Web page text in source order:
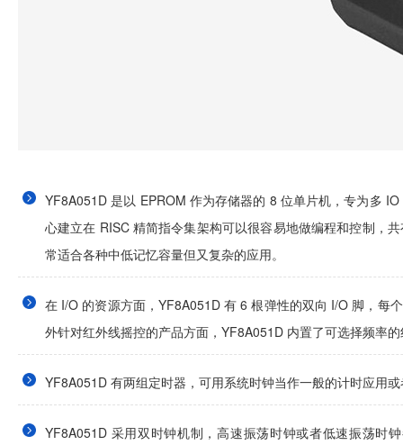
YF8A051D 是以 EPROM 作为存储器的 8 位单片机，专为多
心建立在 RISC 精简指令集架构可以很容易地做编程和控制，
常适合各种中低记忆容量但又复杂的应用。
在 I/O 的资源方面，YF8A051D 有 6 根弹性的双向 I/O 脚，每
外针对红外线摇控的产品方面，YF8A051D 内置了可选择频率
YF8A051D 有两组定时器，可用系统时钟当作一般的计时应用
YF8A051D 采用双时钟机制，高速振荡时钟或者低速振荡时